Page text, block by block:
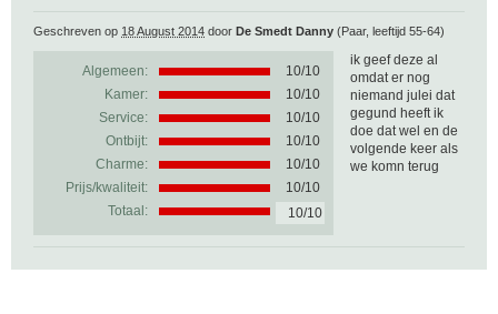
Geschreven op 18 August 2014 door De Smedt Danny (Paar, leeftijd 55-64)
Algemeen: 10/10
Kamer:
10/10
Service:
10/10
Ontbijt:
10/10
Charme:
10/10
Prijs/kwaliteit:
10/10
Totaal:
10/10
ik geef deze al
omdat er nog
niemand julei dat
gegund heeft ik
doe dat wel en de
volgende keer als
we komn terug